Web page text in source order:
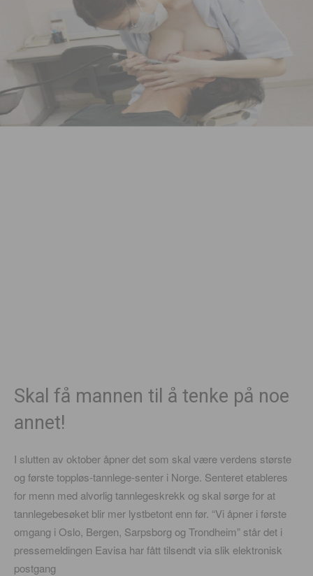
Skal få mannen til å tenke på noe
annet!
I slutten av oktober åpner det som skal være verdens største
og første toppløs-tannlege-senter i Norge. Senteret etableres
for menn med alvorlig tannlegeskrekk og skal sørge for at
tannlegebesøket blir mer lystbetont enn før. “Vi åpner i første
omgang i Oslo, Bergen, Sarpsborg og Trondheim” står det i
pressemeldingen Eavisa har fått tilsendt via slik elektronisk
postgang